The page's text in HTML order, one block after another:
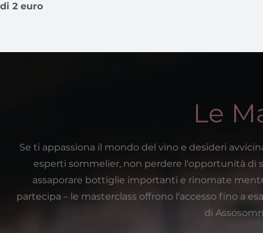
di 2 euro
Le
Se ti appassiona il mondo del vino e desideri
esperti sommelier, non perdere l'opportunità di
assaporare bottiglie importanti e rinomate
partecipa – le masterclass offrono l'accesso fino a
di